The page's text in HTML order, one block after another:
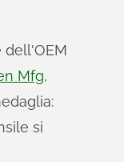
dell'OEM
Mfg,
si